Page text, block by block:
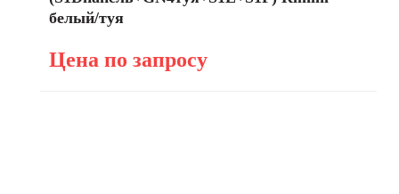
белый/туя
Цена по запросу